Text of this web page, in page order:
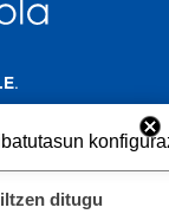
.
587
ditugu